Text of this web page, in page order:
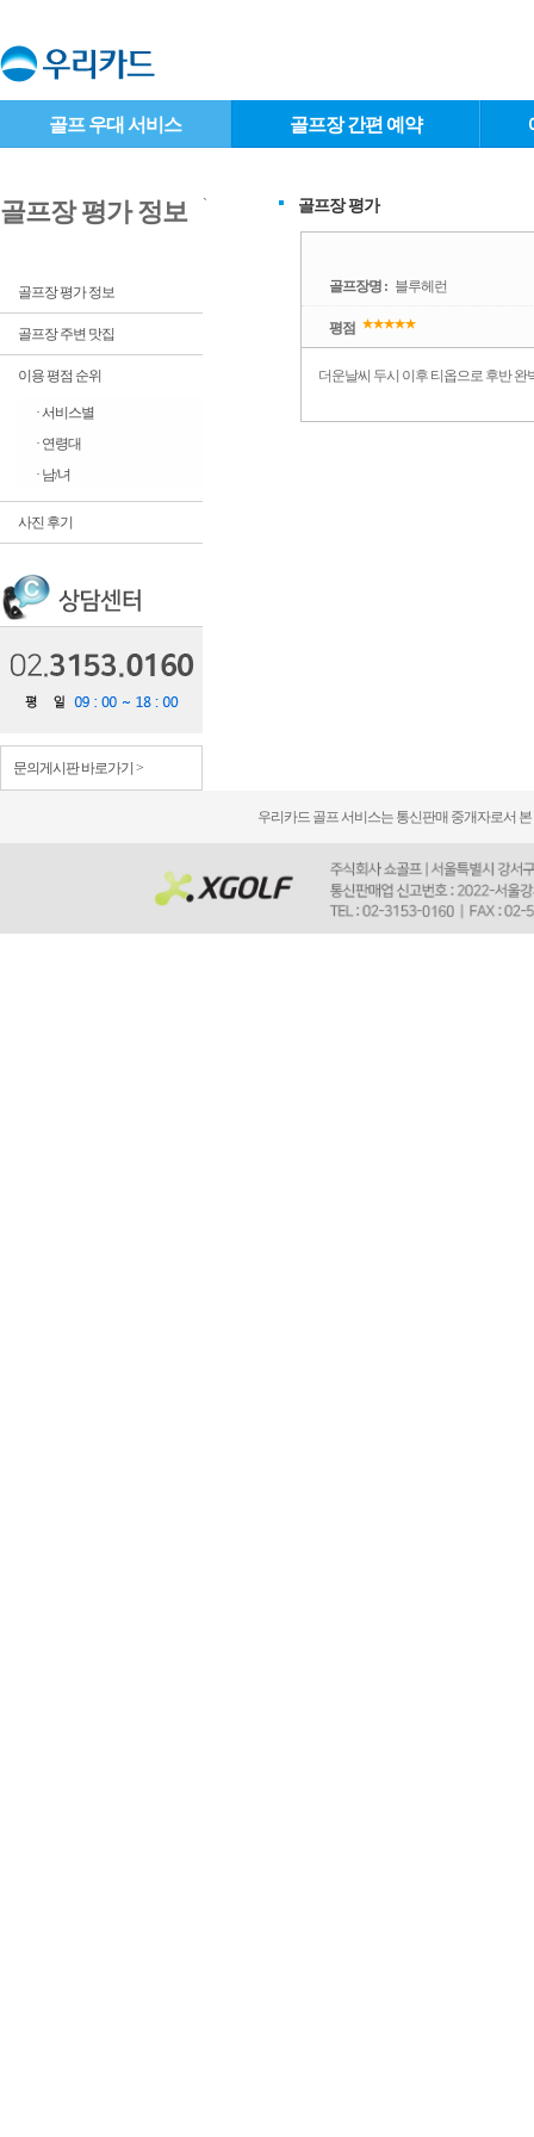
골프 우대 서비스 골프장 간편 예약
골프장 평가 정보
골프장 평가 정보
골프장 주변 맛집
이용 평점 순위
· 서비스별
· 연령대
· 남/녀
사진 후기
문의게시판 바로가기 >
` 골프장 평가
골프장명 : 블루헤런
평점
더운날씨 두시 이후 티옵으로 후반 완
우리카드 골프 서비스는 통신판매 중개자로서